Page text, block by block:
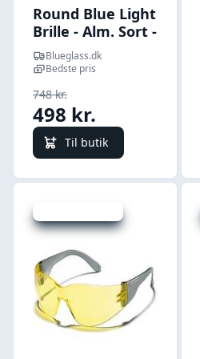
Round Blue Light
Brille - Alm. Sort -
Premium
Blueglass.dk
Bedste pris
748 kr.
498 kr.
Til butik